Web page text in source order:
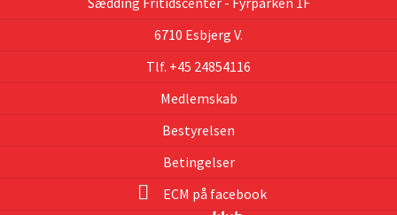
6710 Esbjerg V.
Tlf. +45 24854116
Medlemskab
Bestyrelsen
Betingelser
ECM på facebook